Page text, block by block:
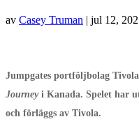
av Casey Truman | jul 12,
Jumpgates portföljbolag
Journeyi Kanada. Spelet har
och förläggs av Tivola.